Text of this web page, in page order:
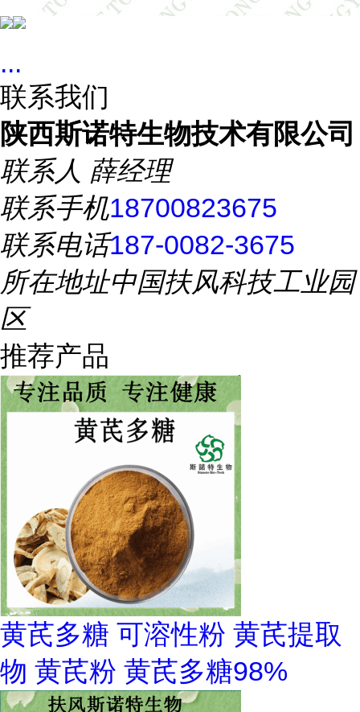
...
联系我们
陕西斯诺特生物技术有限公司
联系人 薛经理
联系手机18700823675
联系电话187-0082-3675
所在地址中国扶风科技工业园
区
推荐产品
黄芪多糖 可溶性粉 黄芪提取
物 黄芪粉 黄芪多糖98%